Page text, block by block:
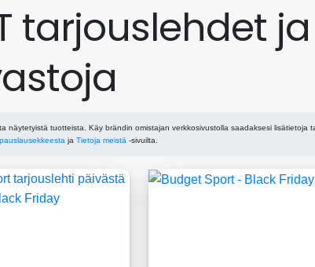
tarjouslehdet ja
näytetyistä tuotteista. Käy brändin omistajan verkkosivustolla saadaksesi lisätietoja
ja Tietoja meistä -sivuilta.